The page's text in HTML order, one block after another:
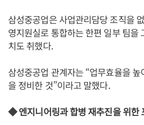
삼성중공업은 사업관리담당 조직을
영지원실로 통합하는 한편 일부 팀을
치도 취했다.
삼성중공업 관계자는 “업무효율을
을 정비한 것”이라고 말했다.
◆ 엔지니어링과 합병 재추진을 위한